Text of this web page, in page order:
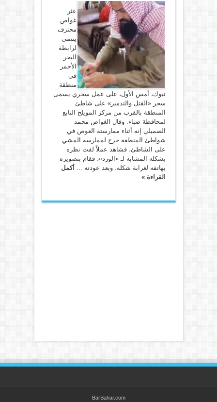
عثر
غواص
محترف
ينتمي
لرابطة
البحر
الأحمر
في
منطقة
تبوك، أمس الأول، على عمل سحري يسمى
سحر «القتل والتدمير» على شاطئ
المنطقة بالقرب من مركز المويلح التابع
لمحافظة ضباء. وقال الغواص محمد
الصميلي إنه أثناء ممارسته الغوص في
شواطئ المنطقة خرج لممارسة المشي
على الشاطئ، فشاهد عملاً لفت نظره
بشكله المشابه لـ «الورد»، فقام بتصويره
بهاتفه لغرابة شكله، وبعد عودته ... أكمل
القراءة »
BarBahar.com